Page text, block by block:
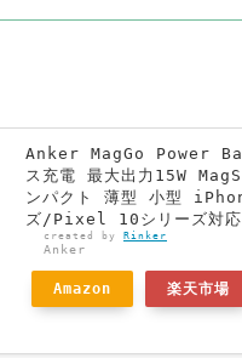
Anker MagGo Power
ス充電 最大出力15W
ンパクト 薄型 小型
ズ/Pixel 10シリーズ対
created by Rinker
Anker
Amazon 楽天市場